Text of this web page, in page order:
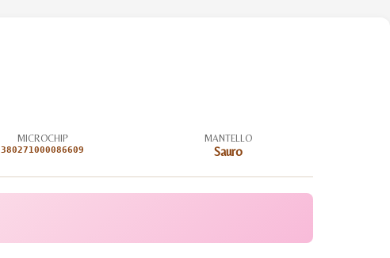
MICROCHIP
380271000086609
MANTELLO
Sauro